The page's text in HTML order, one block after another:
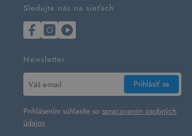
Sledujte nás na sieťach
Newsletter
Prihlásiť sa
Prihlásením súhlasíte so spracovaním osobných
údajov